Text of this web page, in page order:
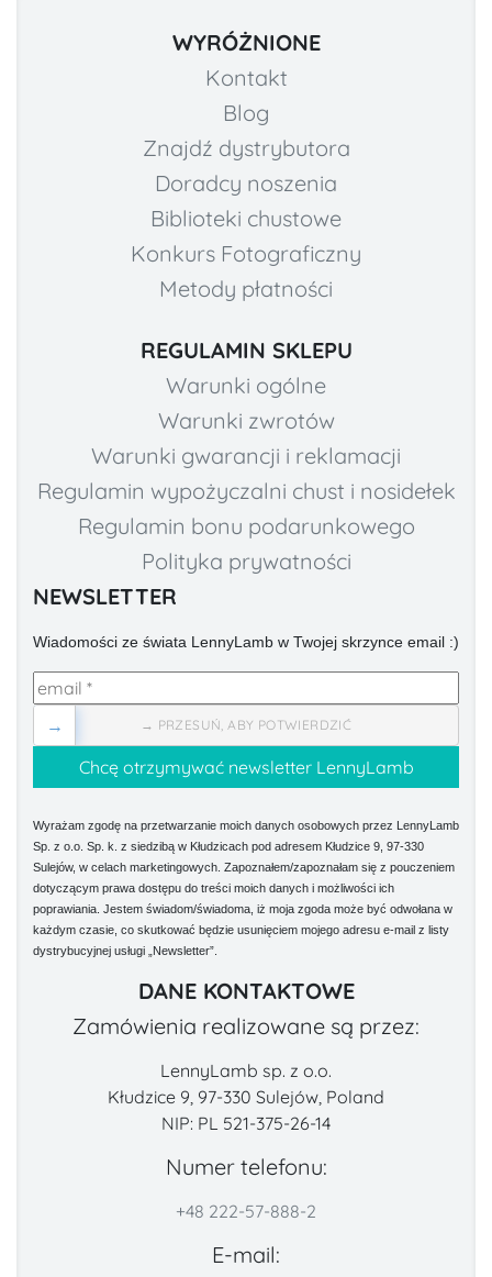
WYRÓŻNIONE
Kontakt
Blog
Znajdź dystrybutora
Doradcy noszenia
Biblioteki chustowe
Konkurs Fotograficzny
Metody płatności
REGULAMIN SKLEPU
Warunki ogólne
Warunki zwrotów
Warunki gwarancji i reklamacji
Regulamin wypożyczalni chust i nosidełek
Regulamin bonu podarunkowego
Polityka prywatności
NEWSLETTER
Wiadomości ze świata LennyLamb w Twojej skrzynce email :)
→ PRZESUŃ, ABY POTWIERDZIĆ
→
Wyrażam zgodę na przetwarzanie moich danych osobowych przez LennyLamb
Sp. z o.o. Sp. k. z siedzibą w Kłudzicach pod adresem Kłudzice 9, 97-330
Sulejów, w celach marketingowych. Zapoznałem/zapoznałam się z pouczeniem
dotyczącym prawa dostępu do treści moich danych i możliwości ich
poprawiania. Jestem świadom/świadoma, iż moja zgoda może być odwołana w
każdym czasie, co skutkować będzie usunięciem mojego adresu e-mail z listy
dystrybucyjnej usługi „Newsletter”.
DANE KONTAKTOWE
Zamówienia realizowane są przez:
LennyLamb sp. z o.o.
Kłudzice 9, 97-330 Sulejów, Poland
NIP: PL 521-375-26-14
Numer telefonu:
+48 222-57-888-2
E-mail: